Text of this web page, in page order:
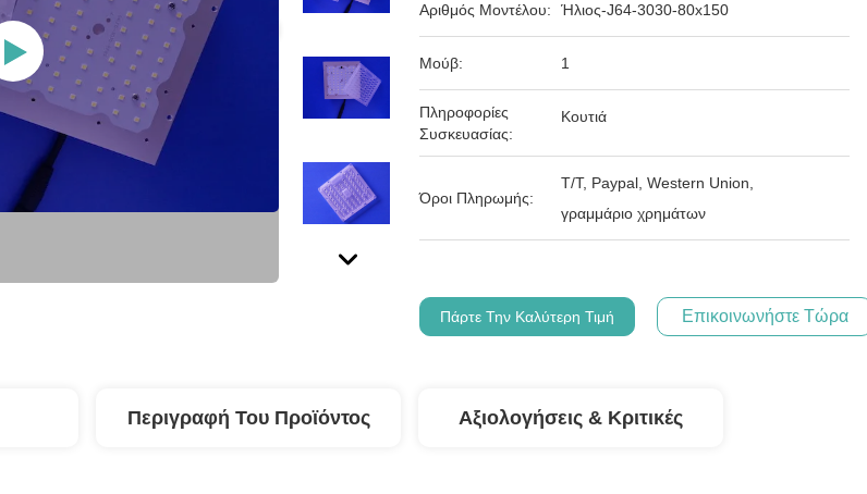
Αριθμός Μοντέλου: Ήλιος-J64-3030-80x150
Μούβ: 1
Πληροφορίες
Συσκευασίας:
Κουτιά
Όροι Πληρωμής:
T/T, Paypal, Western Union,
γραμμάριο χρημάτων
Πάρτε Την Καλύτερη Τιμή Επικοινωνήστε Τώρα
Περιγραφή Του Προϊόντος Αξιολογήσεις & Κριτικές